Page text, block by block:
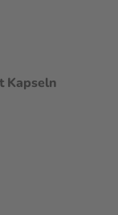
Kapseln